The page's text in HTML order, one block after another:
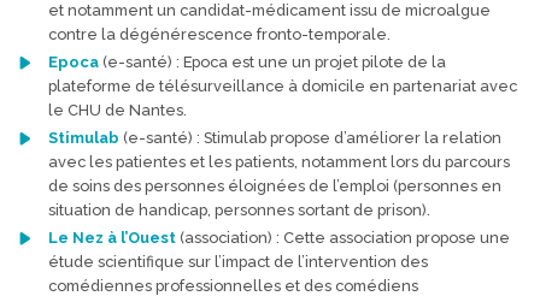
et notamment un candidat-médicament issu de microalgue
contre la dégénérescence fronto-temporale.
Epoca (e-santé) : Epoca est une un projet pilote de la
plateforme de télésurveillance à domicile en partenariat avec
le CHU de Nantes.
Stimulab (e-santé) : Stimulab propose d’améliorer la relation
avec les patientes et les patients, notamment lors du parcours
de soins des personnes éloignées de l’emploi (personnes en
situation de handicap, personnes sortant de prison).
Le Nez à l’Ouest (association) : Cette association propose une
étude scientifique sur l’impact de l’intervention des
comédiennes professionnelles et des comédiens